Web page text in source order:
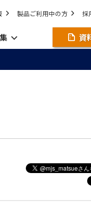
製品ご利用中の方 採
資